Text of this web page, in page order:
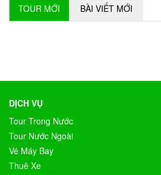
TOUR MỚI BÀI VIẾT MỚI
DỊCH VỤ
Tour Trong Nước
Tour Nước Ngoài
Vé Máy Bay
Thuê Xe